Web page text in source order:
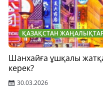
ҚАЗАҚСТАН
Шанхайға ұшқалы
керек?
30.03.2026